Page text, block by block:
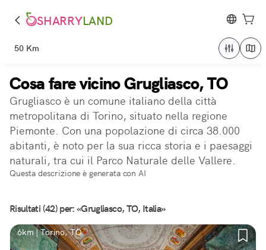
SHARRYLAND
50 Km
Cosa fare vicino Grugliasco, TO
Grugliasco è un comune italiano della città
metropolitana di Torino, situato nella regione
Piemonte. Con una popolazione di circa 38.000
abitanti, è noto per la sua ricca storia e i paesaggi
naturali, tra cui il Parco Naturale delle Vallere.
Questa descrizione è generata con AI
Risultati (42) per: «Grugliasco, TO, Italia»
6km | Torino, TO